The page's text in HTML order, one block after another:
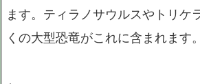
ます。ティラノサウルスやトリケ
くの大型恐竜がこれに含まれます。